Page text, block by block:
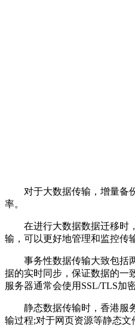
对于大数据传输，增量备份
率。
在进行大数据数据迁移时，
输，可以更好地管理和监控传
事务性数据传输大致包括两
据的实时同步，保证数据的一
服务器通常会使用SSL/TLS加
静态数据传输时，香港服务
输过程;对于网页资源等静态文